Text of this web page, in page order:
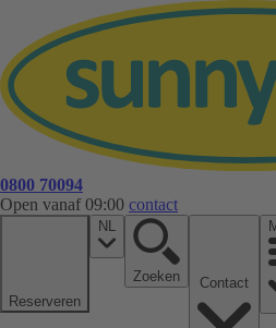
0800 70094
Open vanaf 09:00 contact
Reserveren
NL
Zoeken